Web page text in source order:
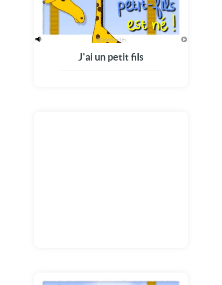
J'ai un petit fils